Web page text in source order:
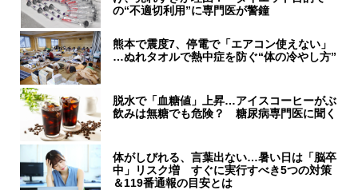
の“不適切利用”に専門医が警鐘
熊本で震度7、停電で「エアコン使えない」
…ぬれタオルで熱中症を防ぐ“体の冷やし方”
脱水で「血糖値」上昇…アイスコーヒーがぶ
飲みは無糖でも危険？ 糖尿病専門医に聞く
体がしびれる、言葉出ない…暑い日は「脳卒
中」リスク増 すぐに実行すべき5つの対策
＆119番通報の目安とは